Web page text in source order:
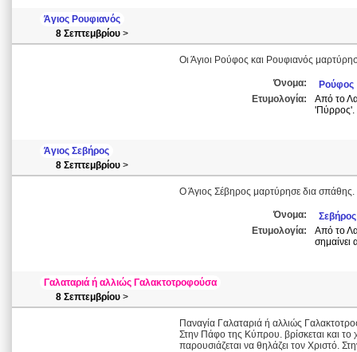
Άγιος Ρουφιανός
8 Σεπτεμβρίου >
Οι Άγιοι Ρούφος και Ρουφιανός
Όνομα:
Ρούφος
Ετυμολογία:
Από το
'Πύρρος'.
Άγιος Σεβήρος
8 Σεπτεμβρίου >
Ο Άγιος Σέβηρος μαρτύρησε δια σπάθης.
Όνομα:
Σεβήρος
Ετυμολογία:
Από το
σημαίνει
Γαλαταριά ή αλλιώς Γαλακτοτροφούσα
8 Σεπτεμβρίου >
Παναγία Γαλαταριά ή αλλιώς
Στην Πάφο της Κύπρου. βρίσκεται και
παρουσιάζεται να θηλάζει τον Χριστό.